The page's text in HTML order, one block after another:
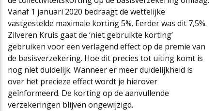
Vanaf 1 januari 2020 bedraagt de wettelijke
vastgestelde maximale korting 5%. Eerder was dit 7,5%.
Zilveren Kruis gaat de ‘niet gebruikte korting’
gebruiken voor een verlagend effect op de premie van
de basisverzekering. Hoe dit precies tot uiting komt is
nog niet duidelijk. Wanneer er meer duidelijkheid is
over het precieze effect wordt je hierover
geïnformeerd. De korting op de aanvullende
verzekeringen blijven ongewijzigd.
Cao-app
Updates CAO Sport 2026-2027
FAQ
First Time Leaders
Strategisch en Wendbaar Leiderschap in de Sport
Governance in de Sport
Mantelovereenkomsten
Thema’s
Het nieuwe pensioenstelsel
Team
Raad van Toezicht
Vacatures